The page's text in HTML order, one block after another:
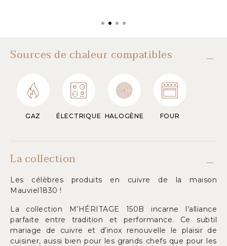
Sources de chaleur compatibles
GAZ ÉLECTRIQUE HALOGÈNE FOUR
La collection
Les célèbres produits en cuivre de la maison
Mauviel1830 !
La collection M’HÉRITAGE 150B incarne l’alliance
parfaite entre tradition et performance. Ce subtil
mariage de cuivre et d’inox renouvelle le plaisir de
cuisiner, aussi bien pour les grands chefs que pour les